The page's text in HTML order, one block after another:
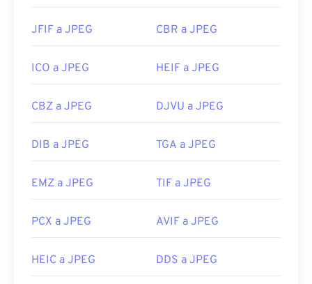
JFIF a JPEG CBR a JPEG
ICO a JPEG HEIF a JPEG
CBZ a JPEG DJVU a JPEG
DIB a JPEG TGA a JPEG
EMZ a JPEG TIF a JPEG
PCX a JPEG AVIF a JPEG
HEIC a JPEG DDS a JPEG